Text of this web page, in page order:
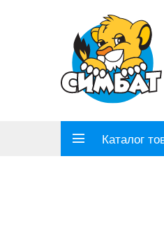
Каталог